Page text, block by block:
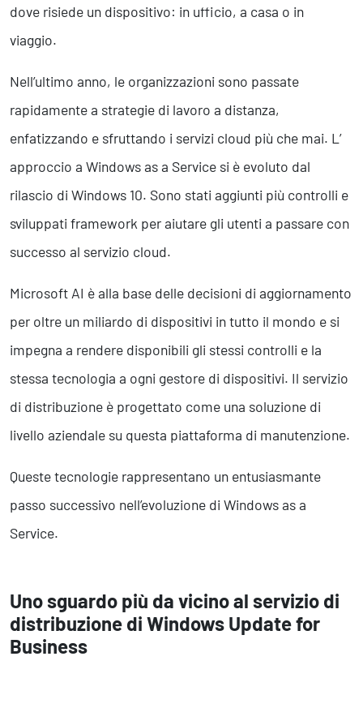
Finanza & Gestione Economica
Risk Management
Safety
Sicurezza sul Lavoro
Assistenza Ambientale
Cyber Security
dove risiede un dispositivo: in ufficio, a casa o in
viaggio.
Nell’ultimo anno, le organizzazioni sono passate
rapidamente a strategie di lavoro a distanza,
enfatizzando e sfruttando i servizi cloud più che mai. L’
approccio a Windows as a Service si è evoluto dal
rilascio di Windows 10. Sono stati aggiunti più controlli e
sviluppati framework per aiutare gli utenti a passare con
successo al servizio cloud.
Microsoft AI è alla base delle decisioni di aggiornamento
per oltre un miliardo di dispositivi in tutto il mondo e si
impegna a rendere disponibili gli stessi controlli e la
stessa tecnologia a ogni gestore di dispositivi. Il servizio
di distribuzione è progettato come una soluzione di
livello aziendale su questa piattaforma di manutenzione.
Queste tecnologie rappresentano un entusiasmante
passo successivo nell’evoluzione di Windows as a
Service.
Uno sguardo più da vicino al servizio di
distribuzione di Windows Update for
Business